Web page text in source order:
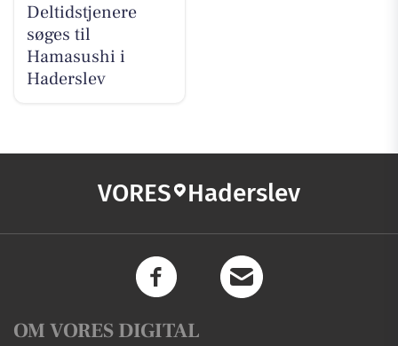
Deltidstjenere
søges til
Hamasushi i
Haderslev
VORES Haderslev
OM VORES DIGITAL